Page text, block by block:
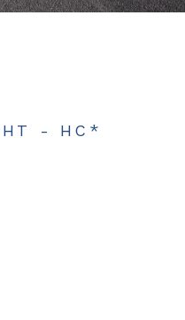
HT - HC*